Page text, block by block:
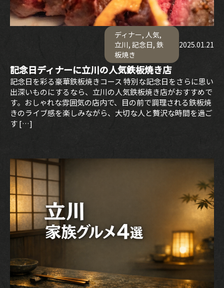
ディナー, 人気,
立川, 記念日, 鉄
板焼き
2025.01.21
記念日ディナーに立川の人気鉄板焼き店
記念日を彩る豪華鉄板焼きコース 特別な記念日をさらに思い
出深いものにするなら、立川の人気鉄板焼き店がおすすめで
す。おしゃれな雰囲気の店内で、目の前で調理される鉄板焼
きのライブ感を楽しみながら、大切な人と贅沢な時間を過ご
す […]